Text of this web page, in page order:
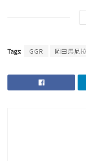
Tags: GGR 岡田馬尼拉